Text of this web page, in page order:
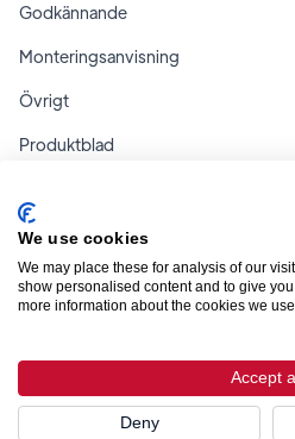
Godkännande
Monteringsanvisning
Övrigt
Produktblad
 
Design & utveckling av
We use cookies
We may place these for analysis of our
show personalised content and to give
more information about the cookies we
Accept all
Deny